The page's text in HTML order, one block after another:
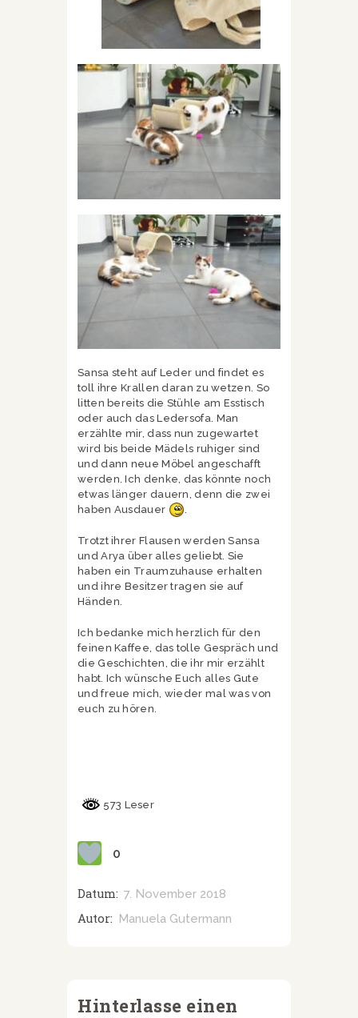
Sansa steht auf Leder und findet es
toll ihre Krallen daran zu wetzen. So
litten bereits die Stühle am Esstisch
oder auch das Ledersofa. Man
erzählte mir, dass nun zugewartet
wird bis beide Mädels ruhiger sind
und dann neue Möbel angeschafft
werden. Ich denke, das könnte noch
etwas länger dauern, denn die zwei
haben Ausdauer
Trotzt ihrer Flausen werden Sansa
und Arya über alles geliebt. Sie
haben ein Traumzuhause erhalten
und ihre Besitzer tragen sie auf
Händen.
Ich bedanke mich herzlich für den
feinen Kaffee, das tolle Gespräch und
die Geschichten, die ihr mir erzählt
habt. Ich wünsche Euch alles Gute
und freue mich, wieder mal was von
euch zu hören.
573 Leser
0
Datum: 7. November 2018
Autor: Manuela Gutermann
Hinterlasse einen